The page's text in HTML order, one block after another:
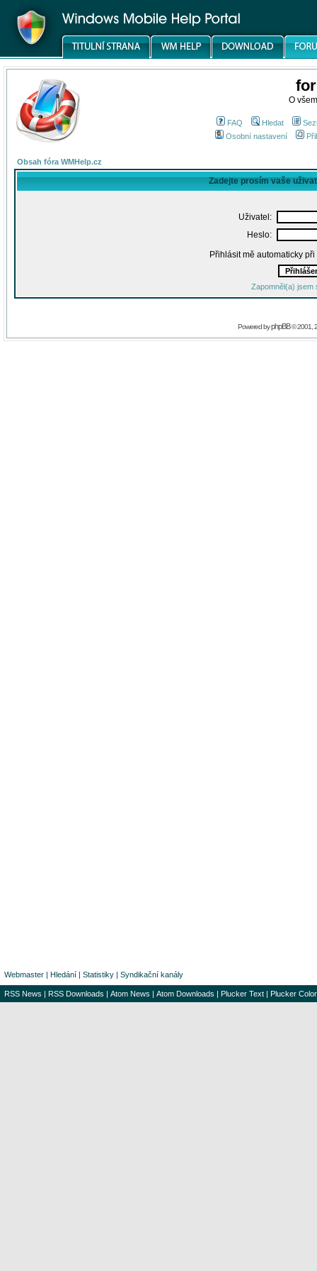
O
FAQ Hledat
Osobní nastavení
Obsah fóra WMHelp.cz
Zadejte prosím vaše
Uživatel:
Heslo:
Přihlásit mě automaticky
Zapomněl(a) jsem
Powered byphpBB© 2001,
Webmaster | Hledání | Statistiky | Syndikační kanály
RSS News | RSS Downloads | Atom News | Atom Downloads | Plucker Text | Plucker Color